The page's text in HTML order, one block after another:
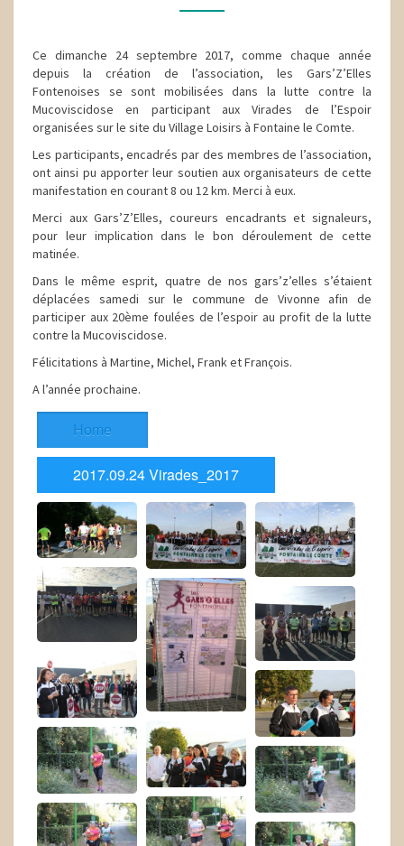
Ce dimanche 24 septembre 2017, comme chaque année
depuis la création de l’association, les Gars’Z’Elles
Fontenoises se sont mobilisées dans la lutte contre la
Mucoviscidose en participant aux Virades de l’Espoir
organisées sur le site du Village Loisirs à Fontaine le Comte.
Les participants, encadrés par des membres de l’association,
ont ainsi pu apporter leur soutien aux organisateurs de cette
manifestation en courant 8 ou 12 km. Merci à eux.
Merci aux Gars’Z’Elles, coureurs encadrants et signaleurs,
pour leur implication dans le bon déroulement de cette
matinée.
Dans le même esprit, quatre de nos gars’z’elles s’étaient
déplacées samedi sur le commune de Vivonne afin de
participer aux 20ème foulées de l’espoir au profit de la lutte
contre la Mucoviscidose.
Félicitations à Martine, Michel, Frank et François.
A l’année prochaine.
Home
2017.09.24 Virades_2017